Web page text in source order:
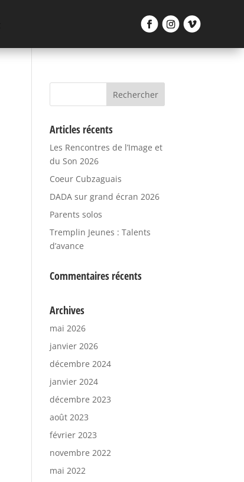
Articles récents
Les Rencontres de l’Image et
du Son 2026
Coeur Cubzaguais
DADA sur grand écran 2026
Parents solos
Tremplin Jeunes : Talents
d’avance
Commentaires récents
Archives
mai 2026
janvier 2026
décembre 2024
janvier 2024
décembre 2023
août 2023
février 2023
novembre 2022
mai 2022